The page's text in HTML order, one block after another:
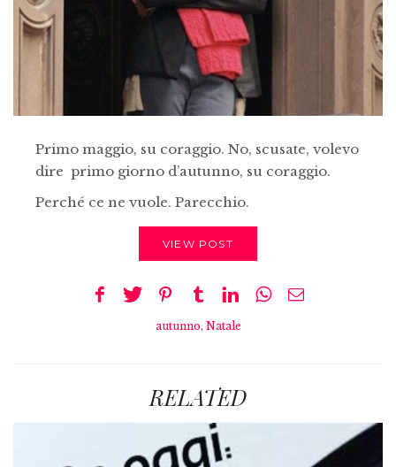
Primo maggio, su coraggio. No, scusate, volevo
dire primo giorno d’autunno, su coraggio.
Perché ce ne vuole. Parecchio.
VIEW POST
autunno, Natale
RELATED